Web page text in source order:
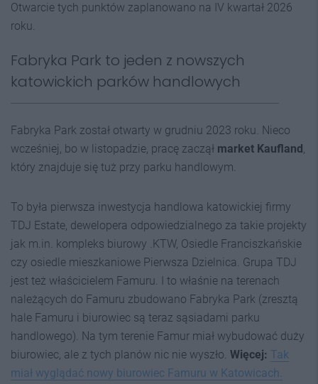
Otwarcie tych punktów zaplanowano na IV kwartał 2026
roku.
Fabryka Park to jeden z nowszych
katowickich parków handlowych
Fabryka Park został otwarty w grudniu 2023 roku. Nieco
wcześniej, bo w listopadzie, pracę zaczął market Kaufland,
który znajduje się tuż przy parku handlowym.
To była pierwsza inwestycja handlowa katowickiej firmy
TDJ Estate, dewelopera odpowiedzialnego za takie projekty
jak m.in. kompleks biurowy .KTW, Osiedle Franciszkańskie
czy osiedle mieszkaniowe Pierwsza Dzielnica. Grupa TDJ
jest też właścicielem Famuru. I to właśnie na terenach
należących do Famuru zbudowano Fabryka Park (zresztą
hale Famuru i biurowiec są teraz sąsiadami parku
handlowego). Na tym terenie Famur miał wybudować duży
biurowiec, ale z tych planów nic nie wyszło. Więcej: Tak
miał wyglądać nowy biurowiec Famuru w Katowicach.